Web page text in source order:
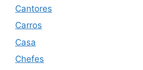
Cantores
Carros
Casa
Chefes